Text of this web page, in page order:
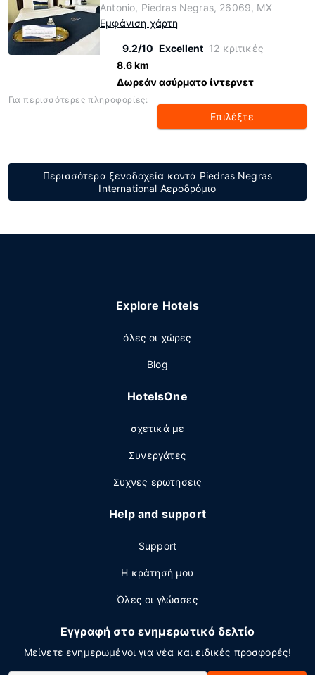
Antonio, Piedras Negras, 26069, MX
Εμφάνιση χάρτη
9.2/10 Excellent 12 κριτικές
8.6 km
Δωρεάν ασύρματο ίντερνετ
Για περισσότερες πληροφορίες:
Επιλέξτε
Περισσότερα ξενοδοχεία κοντά Piedras Negras
International Αεροδρόμιο
Explore Hotels
όλες οι χώρες
Blog
HotelsOne
σχετικά με
Συνεργάτες
Συχνες ερωτησεις
Help and support
Support
Η κράτησή μου
Όλες οι γλώσσες
Εγγραφή στο ενημερωτικό δελτίο
Μείνετε ενημερωμένοι για νέα και ειδικές προσφορές!